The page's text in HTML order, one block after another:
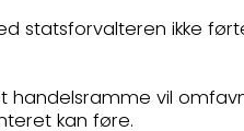
statsforvalteren ikke
handelsramme vil
kan føre.